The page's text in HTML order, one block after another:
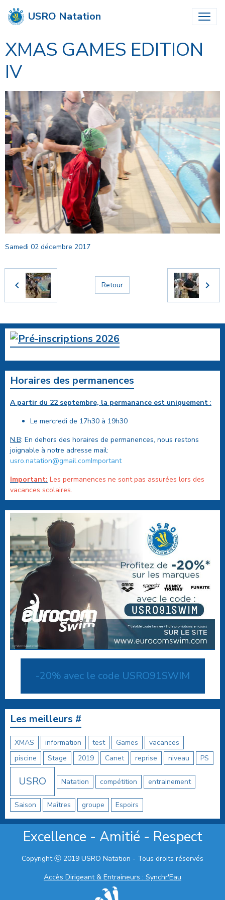
USRO Natation
XMAS GAMES EDITION
IV
Samedi 02 décembre 2017
Retour
Horaires des permanences
A partir du 22 septembre, la permanance est uniquement :
Le mercredi de 17h30 à 19h30
N.B: En dehors des horaires de permanences, nous restons
joignable à notre adresse mail:
usro.natation@gmail.comImportant
Important: Les permanences ne sont pas assurées lors des
vacances scolaires.
-20% avec le code USRO91SWIM
Les meilleurs #
XMAS information test Games
vacances
piscine
Stage 2019 Canet reprise niveau PS
USRO Natation compétition entrainement
Saison Maîtres groupe Espoirs
Excellence - Amitié - Respect
Copyright ⓒ 2019 USRO Natation - Tous droits réservés
Accès Dirigeant & Entraineurs : Synchr'Eau